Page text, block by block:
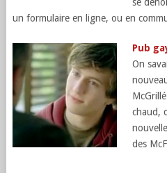
un formulaire en ligne, ou en
Pub
On
chaud,
des